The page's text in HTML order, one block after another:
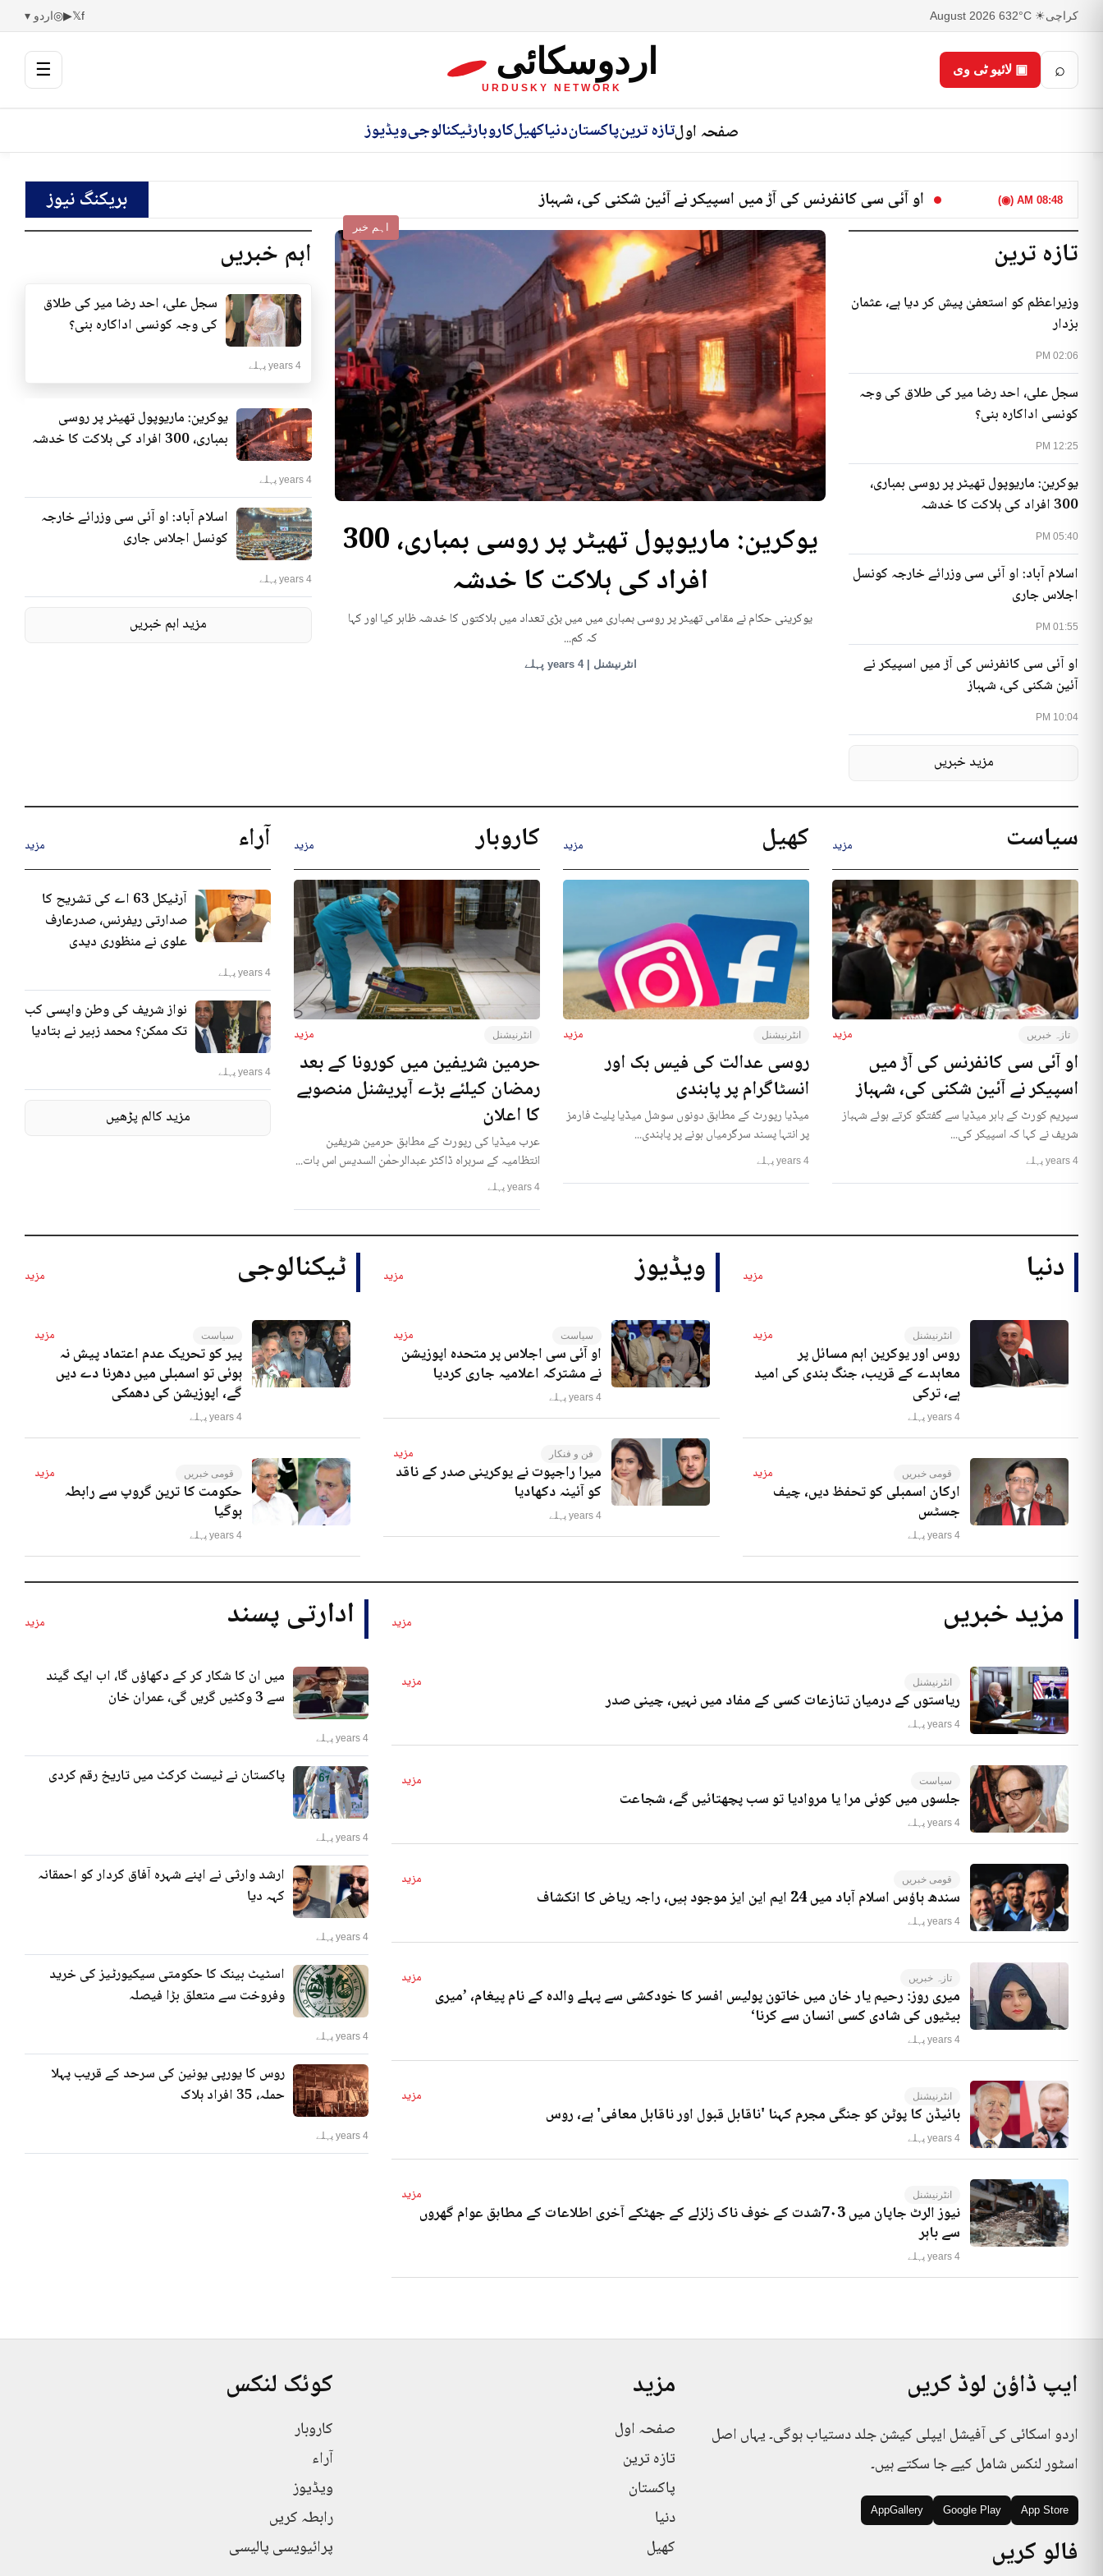
کراچی☀ 32°C
6 August 2026
f
𝕏
▶
◎اردو ▾
⌕ ▣ لائیو ٹی وی اردوسکائی
URDUSKY NETWORK
☰
صفحہ اولتازہ ترینپاکستاندنیاکھیلکاروبارٹیکنالوجیویڈیوز
08:48 AM (◉) او آئی سی کانفرنس کی آڑ میں اسپیکر نے آئین شکنی کی، شہباز بریکنگ نیوز
تازہ ترین
02:06 PM
وزیراعظم کو استعفیٰ پیش کر دیا ہے، عثمان
بزدار
12:25 PM
سجل علی، احد رضا میر کی طلاق کی وجہ
کونسی اداکارہ بنی؟
05:40 PM
یوکرین: ماریوپول تھیٹر پر روسی بمباری،
300 افراد کی ہلاکت کا خدشہ
01:55 PM
اسلام آباد: او آئی سی وزرائے خارجہ کونسل
اجلاس جاری
10:04 PM
او آئی سی کانفرنس کی آڑ میں اسپیکر نے
آئین شکنی کی، شہباز
مزید خبریں
اہم خبر
یوکرین: ماریوپول تھیٹر پر روسی بمباری، 300
افراد کی ہلاکت کا خدشہ
یوکرینی حکام نے مقامی تھیٹر پر روسی بمباری میں میں بڑی تعداد میں ہلاکتوں کا خدشہ ظاہر کیا اور کہا
کہ کم...
انٹرنیشنل | 4 years پہلے
اہم خبریں
سجل علی، احد رضا میر کی طلاق
کی وجہ کونسی اداکارہ بنی؟
4 years پہلے
یوکرین: ماریوپول تھیٹر پر روسی
بمباری، 300 افراد کی ہلاکت کا خدشہ
4 years پہلے
اسلام آباد: او آئی سی وزرائے خارجہ
کونسل اجلاس جاری
4 years پہلے
مزید اہم خبریں
سیاست مزید
تازہ خبریں مزید
او آئی سی کانفرنس کی آڑ میں
اسپیکر نے آئین شکنی کی، شہباز
سپریم کورٹ کے باہر میڈیا سے گفتگو کرتے ہوئے شہباز
شریف نے کہا کہ اسپیکر کی...
4 years پہلے
کھیل مزید
انٹرنیشنل مزید
روسی عدالت کی فیس بک اور
انسٹاگرام پر پابندی
میڈیا رپورٹ کے مطابق دونوں سوشل میڈیا پلیٹ فارمز
پر انتہا پسند سرگرمیاں ہونے پر پابندی...
4 years پہلے
کاروبار مزید
انٹرنیشنل مزید
حرمین شریفین میں کورونا کے بعد
رمضان کیلئے بڑے آپریشنل منصوبے
کا اعلان
عرب میڈیا کی رپورٹ کے مطابق حرمین شریفین
انتظامیہ کے سربراہ ڈاکٹر عبدالرحمٰن السدیس اس بات...
4 years پہلے
آراء مزید
آرٹیکل 63 اے کی تشریح کا
صدارتی ریفرنس، صدرعارف
علوی نے منظوری دیدی
4 years پہلے
نواز شریف کی وطن واپسی کب
تک ممکن؟ محمد زبیر نے بتادیا
4 years پہلے
مزید کالم پڑھیں
دنیا مزید
انٹرنیشنل مزید
روس اور یوکرین اہم مسائل پر
معاہدے کے قریب، جنگ بندی کی امید
ہے، ترکی
4 years پہلے
قومی خبریں مزید
ارکان اسمبلی کو تحفظ دیں، چیف
جسٹس
4 years پہلے
ویڈیوز مزید
سیاست مزید
او آئی سی اجلاس پر متحدہ اپوزیشن
نے مشترکہ اعلامیہ جاری کردیا
4 years پہلے
فن و فنکار مزید
میرا راجپوت نے یوکرینی صدر کے ناقد
کو آئینہ دکھادیا
4 years پہلے
ٹیکنالوجی مزید
سیاست مزید
پیر کو تحریک عدم اعتماد پیش نہ
ہوئی تو اسمبلی میں دھرنا دے دیں
گے، اپوزیشن کی دھمکی
4 years پہلے
قومی خبریں مزید
حکومت کا ترین گروپ سے رابطہ
ہوگیا
4 years پہلے
مزید خبریں مزید
انٹرنیشنل مزید
ریاستوں کے درمیان تنازعات کسی کے مفاد میں نہیں، چینی صدر
4 years پہلے
سیاست مزید
جلسوں میں کوئی مرا یا مروادیا تو سب پچھتائیں گے، شجاعت
4 years پہلے
قومی خبریں مزید
سندھ ہاؤس اسلام آباد میں 24 ایم این ایز موجود ہیں، راجہ ریاض کا انکشاف
4 years پہلے
تازہ خبریں مزید
میری روز: رحیم یار خان میں خاتون پولیس افسر کا خودکشی سے پہلے والدہ کے نام پیغام، ’میری
بیٹیوں کی شادی کسی انسان سے کرنا‘
4 years پہلے
انٹرنیشنل مزید
بائیڈن کا پوٹن کو جنگی مجرم کہنا 'ناقابل قبول اور ناقابل معافی' ہے، روس
4 years پہلے
انٹرنیشنل مزید
نیوز الرٹ جاپان میں 7۰3شدت کے خوف ناک زلزلے کے جھٹکے آخری اطلاعات کے مطابق عوام گھروں
سے باہر
4 years پہلے
ادارتی پسند مزید
میں ان کا شکار کر کے دکھاؤں گا، اب ایک گیند
سے 3 وکٹیں گریں گی، عمران خان
4 years پہلے
پاکستان نے ٹیسٹ کرکٹ میں تاریخ رقم کردی
4 years پہلے
ارشد وارثی نے اپنے شہرہ آفاق کردار کو احمقانہ
کہہ دیا
4 years پہلے
اسٹیٹ بینک کا حکومتی سیکیورٹیز کی خرید
وفروخت سے متعلق بڑا فیصلہ
4 years پہلے
روس کا یورپی یونین کی سرحد کے قریب پہلا
حملہ، 35 افراد ہلاک
4 years پہلے
ایپ ڈاؤن لوڈ کریں
اردو اسکائی کی آفیشل ایپلی کیشن جلد دستیاب ہوگی۔ یہاں اصل
اسٹور لنکس شامل کیے جا سکتے ہیں۔
App Store
Google Play
AppGallery
فالو کریں
مزید
صفحہ اول
تازہ ترین
پاکستان
دنیا
کھیل
کوئک لنکس
کاروبار
آراء
ویڈیوز
رابطہ کریں
پرائیویسی پالیسی